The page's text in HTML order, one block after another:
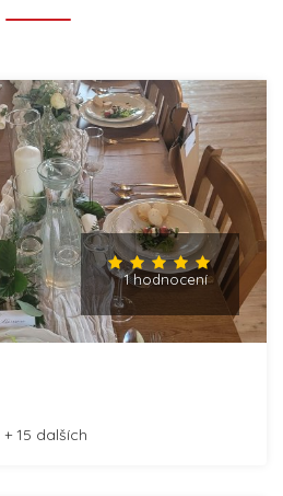
1 hodnocení
+ 15 dalších